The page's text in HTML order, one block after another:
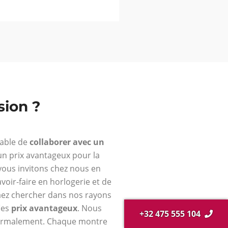
?
de collaborer avec un
prix avantageux pour la
invitons chez nous en
faire en horlogerie et de
chercher dans nos rayons
prix avantageux. Nous
Chaque montre
+32 475 555 104